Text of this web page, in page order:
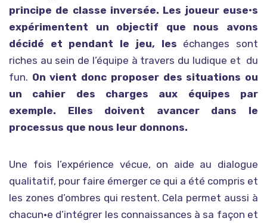
principe de classe inversée. Les joueur euse•s
expérimentent un objectif que nous avons
décidé et pendant le jeu, les échanges sont
riches au sein de l’équipe à travers du ludique et du
fun. On vient donc proposer des situations ou
un cahier des charges aux équipes par
exemple. Elles doivent avancer dans le
processus que nous leur donnons.
Une fois l’expérience vécue, on aide au dialogue
qualitatif, pour faire émerger ce qui a été compris et
les zones d’ombres qui restent. Cela permet aussi à
chacun•e d’intégrer les connaissances à sa façon et